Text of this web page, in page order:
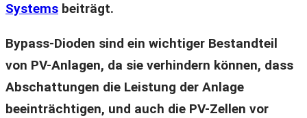
Systems beiträgt.
Bypass-Dioden sind ein wichtiger Bestandteil
von PV-Anlagen, da sie verhindern können, dass
Abschattungen die Leistung der Anlage
beeinträchtigen, und auch die PV-Zellen vor